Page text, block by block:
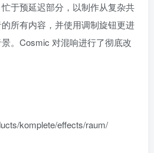
于预延迟部分，以制作从复杂共
所有内容，并使用调制旋钮更进
。Cosmic 对混响进行了彻底改
komplete/effects/raum/